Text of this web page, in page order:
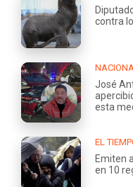
contra
José
esta
EL
Emiten
en 10